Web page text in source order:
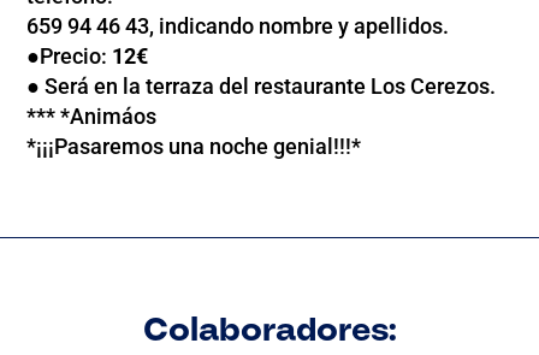
659 94 46 43, indicando nombre y apellidos.
●Precio: 12€
● Será en la terraza del restaurante Los Cerezos.
*** *Animáos
*¡¡¡Pasaremos una noche genial!!!*
Colaboradores: